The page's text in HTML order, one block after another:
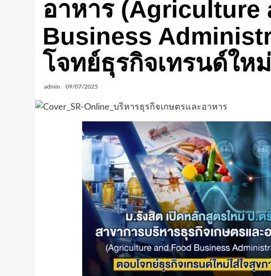
อาหาร (Agriculture
Business
โจทย์ธุรกิจเทรนด์ให
admin 09/07/2025